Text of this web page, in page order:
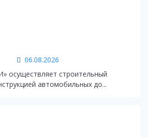
06.08.2026
строительный
автомобильных до...